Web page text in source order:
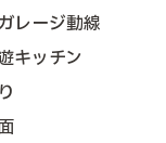
レージ動線
キッチン